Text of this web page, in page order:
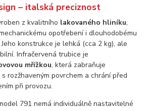
– italská preciznost
z kvalitního lakovaného hliníku,
opotřebení i dlouhodobému
konstrukce je lehká (cca 2 kg), ale
Infračervená trubice je
mřížkou, která zabraňuje
rozžhaveným povrchem a chrání před
při provozu.
791 nemá individuálně nastavitelné